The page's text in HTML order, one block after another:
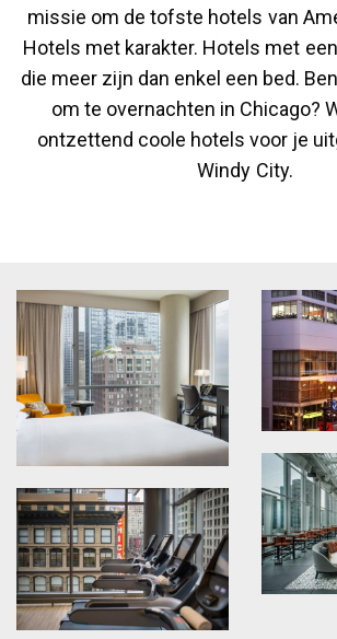
missie om de tofste hotels van
Hotels met karakter. Hotels met
die meer zijn dan enkel een bed.
om te overnachten in Chicago?
ontzettend coole hotels voor je
Windy City.